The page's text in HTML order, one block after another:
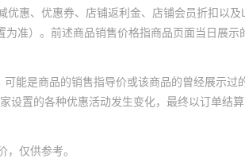
惠、优惠券、店铺返利金、店铺会员折扣以
准）。前述商品销售价格指商品页面当日展
能是商品的销售指导价或该商品的曾经展示过
置的各种优惠活动发生变化，最终以订单结算
仅供参考。